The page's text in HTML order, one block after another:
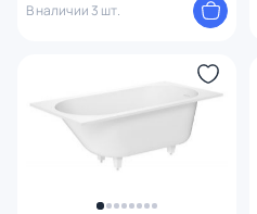
В наличии 3 шт.